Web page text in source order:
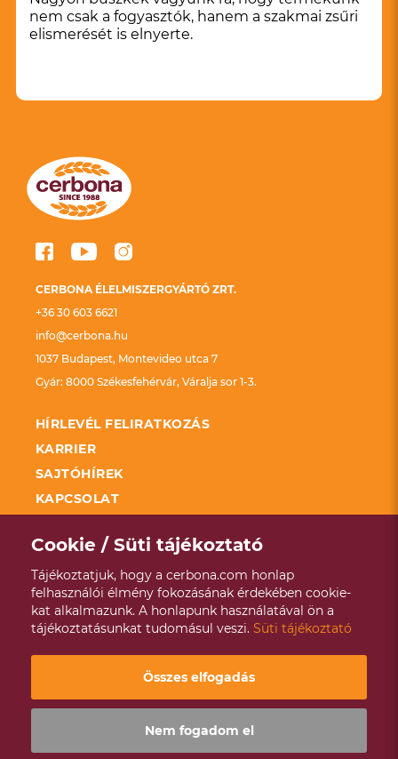
nem csak a fogyasztók, hanem a szakmai zsűri
elismerését is elnyerte.
CERBONA ÉLELMISZERGYÁRTÓ ZRT.
+36 30 603 6621
info@cerbona.hu
1037 Budapest, Montevideo utca 7
Gyár: 8000 Székesfehérvár, Váralja sor 1-3.
HÍRLEVÉL FELIRATKOZÁS
KARRIER
SAJTÓHÍREK
KAPCSOLAT
TÁMOGATÁSA KAP
ADATKEZELÉSI TÁJÉKOZTATÓ
VISSZAÉLÉS BEJELENTÉSI RENDSZER
ÉVES ENERGETIKAI JELENTÉS
Copyright © 2021 - 2026 Cerbona |Designed & Powered by
Cookie / Süti tájékoztató
Tájékoztatjuk, hogy a cerbona.com honlap
felhasználói élmény fokozásának érdekében cookie-
kat alkalmazunk. A honlapunk használatával ön a
tájékoztatásunkat tudomásul veszi. Süti tájékoztató
Összes elfogadás
Nem fogadom el